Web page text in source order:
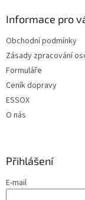
Informace pro
Obchodní podmínky
Zásady zpracování
Formuláře
Ceník dopravy
ESSOX
O nás
Přihlášení
E-mail